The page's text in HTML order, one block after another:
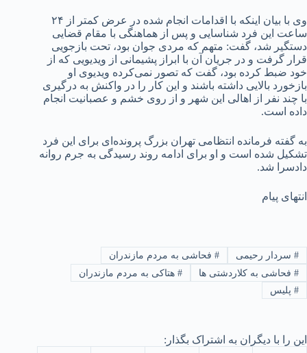
وی با بیان اینکه با اقدامات انجام شده در عرض کمتر از ۲۴
ساعت این فرد شناسایی و پس از هماهنگی با مقام قضایی
دستگیر شد، گفت: متهم که مردی جوان بود، تحت بازجویی
قرار گرفت و در جریان آن با ابراز پشیمانی از ویدیویی که از
خود ضبط کرده بود، گفت که تصور نمی‌کرده ویدیوی او
بازخورد بالایی داشته باشند و این کار را در واکنش به درگیری
با چند نفر از اهالی این شهر و از روی خشم و عصبانیت انجام
داده است.
به گفته فرمانده انتظامی تهران بزرگ پرونده‌ای برای این فرد
تشکیل شده است و او برای ادامه روند رسیدگی به جرم روانه
دادسرا شد.
انتهای پیام
#سردار رحیمی #فحاشی به مردم مازندران
#فحاشی به کلاردشتی ها #هتاکی به مردم مازندران
#پلیس
این را با دیگران به اشتراک بگذار: